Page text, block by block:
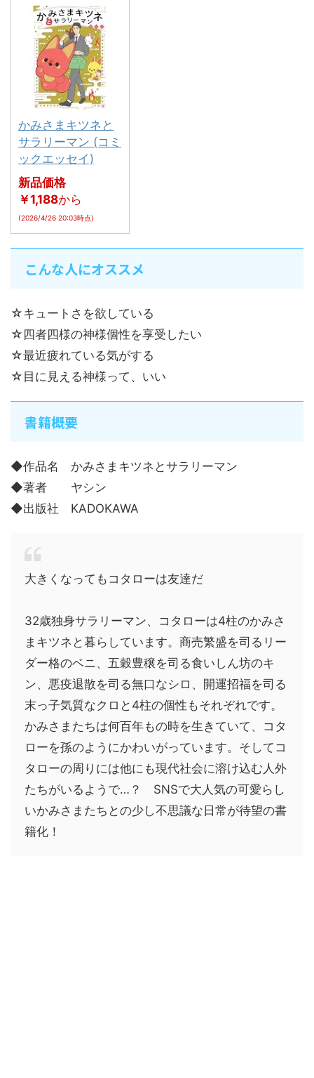
かみさまキツネと
サラリーマン (コミ
ックエッセイ)
新品価格
￥1,188から
(2026/4/26 20:03時点)
こんな人にオススメ
☆キュートさを欲している
☆四者四様の神様個性を享受したい
☆最近疲れている気がする
☆目に見える神様って、いい
書籍概要
◆作品名 かみさまキツネとサラリーマン
◆著者 ヤシン
◆出版社 KADOKAWA
大きくなってもコタローは友達だ
32歳独身サラリーマン、コタローは4柱のかみさ
まキツネと暮らしています。商売繁盛を司るリー
ダー格のベニ、五穀豊穣を司る食いしん坊のキ
ン、悪疫退散を司る無口なシロ、開運招福を司る
末っ子気質なクロと4柱の個性もそれぞれです。
かみさまたちは何百年もの時を生きていて、コタ
ローを孫のようにかわいがっています。そしてコ
タローの周りには他にも現代社会に溶け込む人外
たちがいるようで…？ SNSで大人気の可愛らし
いかみさまたちとの少し不思議な日常が待望の書
籍化！